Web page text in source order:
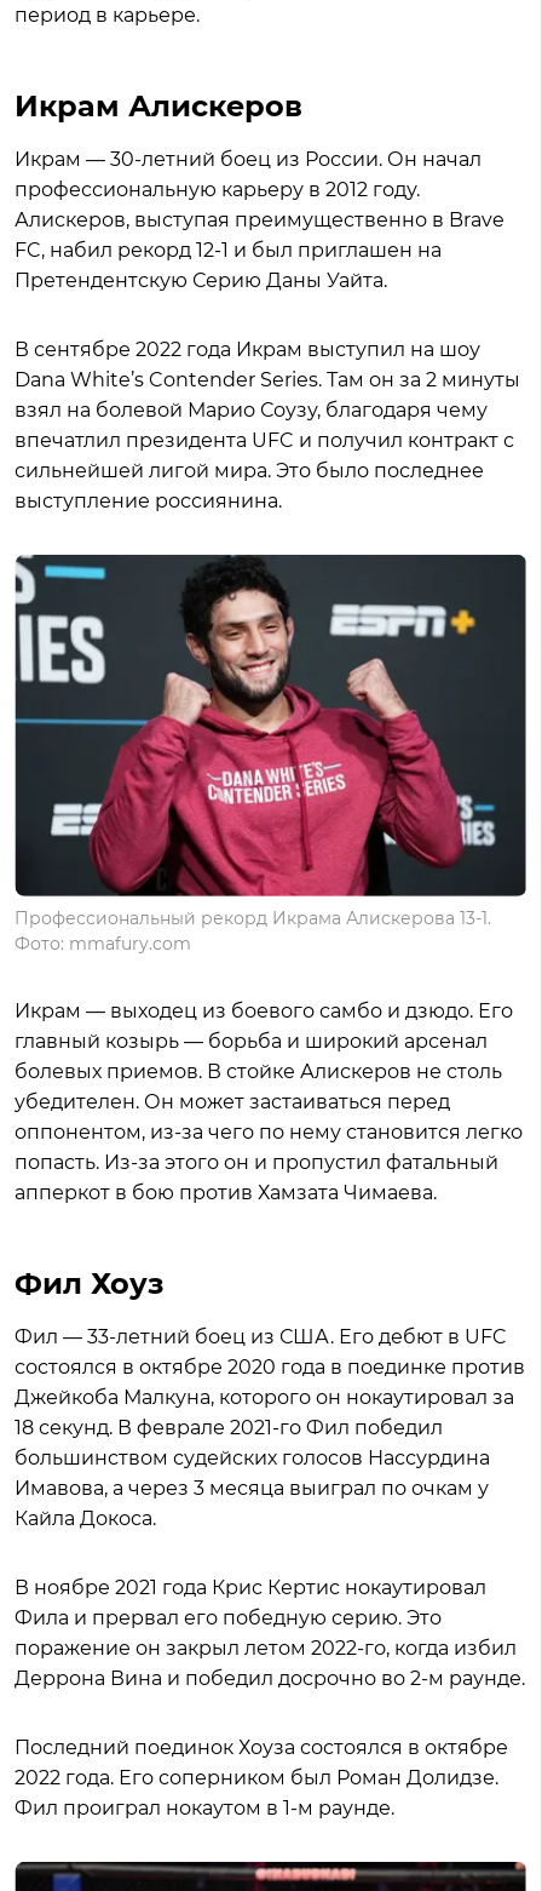
период в карьере.
Икрам Алискеров
Икрам — 30-летний боец из России. Он начал
профессиональную карьеру в 2012 году.
Алискеров, выступая преимущественно в Brave
FC, набил рекорд 12-1 и был приглашен на
Претендентскую Серию Даны Уайта.
В сентябре 2022 года Икрам выступил на шоу
Dana White’s Contender Series. Там он за 2 минуты
взял на болевой Марио Соузу, благодаря чему
впечатлил президента UFC и получил контракт с
сильнейшей лигой мира. Это было последнее
выступление россиянина.
Профессиональный рекорд Икрама Алискерова 13-1.
Фото: mmafury.com
Икрам — выходец из боевого самбо и дзюдо. Его
главный козырь — борьба и широкий арсенал
болевых приемов. В стойке Алискеров не столь
убедителен. Он может застаиваться перед
оппонентом, из-за чего по нему становится легко
попасть. Из-за этого он и пропустил фатальный
апперкот в бою против Хамзата Чимаева.
Фил Хоуз
Фил — 33-летний боец из США. Его дебют в UFC
состоялся в октябре 2020 года в поединке против
Джейкоба Малкуна, которого он нокаутировал за
18 секунд. В феврале 2021-го Фил победил
большинством судейских голосов Нассурдина
Имавова, а через 3 месяца выиграл по очкам у
Кайла Докоса.
В ноябре 2021 года Крис Кертис нокаутировал
Фила и прервал его победную серию. Это
поражение он закрыл летом 2022-го, когда избил
Деррона Вина и победил досрочно во 2-м раунде.
Последний поединок Хоуза состоялся в октябре
2022 года. Его соперником был Роман Долидзе.
Фил проиграл нокаутом в 1-м раунде.